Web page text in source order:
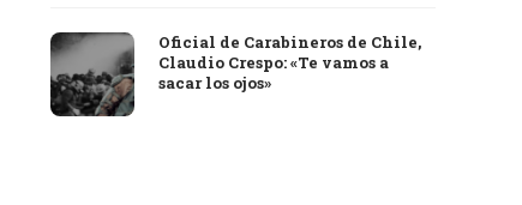
Oficial de Carabineros de Chile,
Claudio Crespo: «Te vamos a
sacar los ojos»